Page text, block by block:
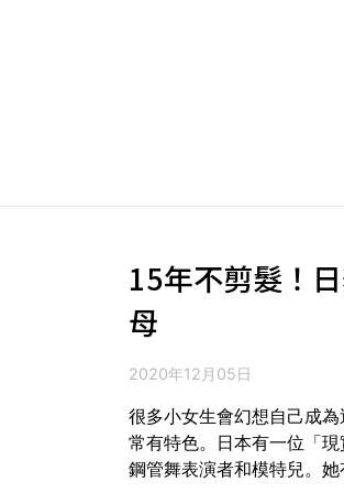
15年不剪髮！
母
2020年12月05日
很多小女生會幻想自己成
常有特色。日本有一位「
鋼管舞表演者和模特兒。